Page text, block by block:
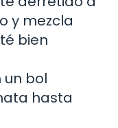
y mezcla
bien
un bol
hasta